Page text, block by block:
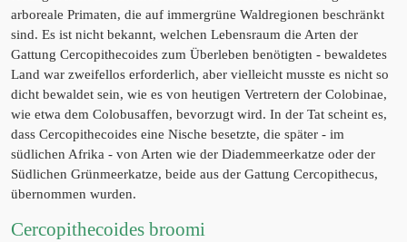
arboreale Primaten, die auf immergrüne Waldregionen beschränkt
sind. Es ist nicht bekannt, welchen Lebensraum die Arten der
Gattung Cercopithecoides zum Überleben benötigten - bewaldetes
Land war zweifellos erforderlich, aber vielleicht musste es nicht so
dicht bewaldet sein, wie es von heutigen Vertretern der Colobinae,
wie etwa dem Colobusaffen, bevorzugt wird. In der Tat scheint es,
dass Cercopithecoides eine Nische besetzte, die später - im
südlichen Afrika - von Arten wie der Diademmeerkatze oder der
Südlichen Grünmeerkatze, beide aus der Gattung Cercopithecus,
übernommen wurden.
Cercopithecoides broomi